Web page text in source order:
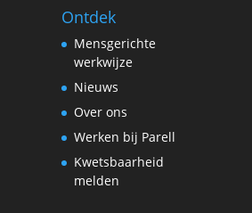
Ontdek
Mensgerichte
werkwijze
Nieuws
Over ons
Werken bij Parell
Kwetsbaarheid
melden